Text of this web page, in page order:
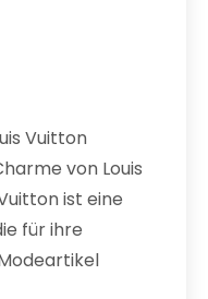
Vuitton
von Louis
ist eine
für ihre